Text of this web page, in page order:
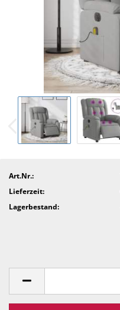
Art.Nr.:
Lieferzeit:
Lagerbestand: